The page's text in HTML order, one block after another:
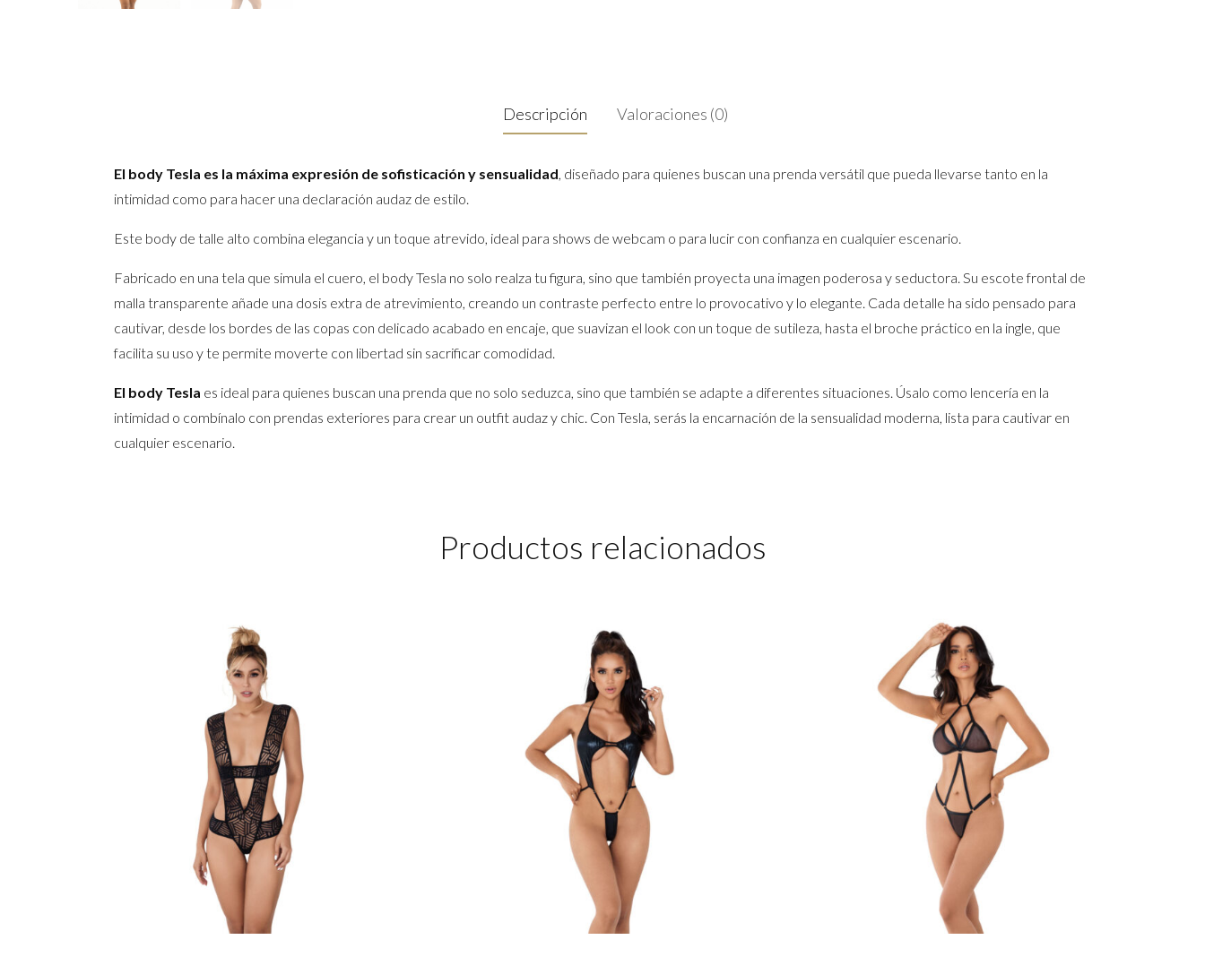
Descripción Valoraciones (0)
El body Tesla es la máxima expresión de sofisticación y sensualidad, diseñado para quienes buscan una prenda versátil que pueda llevarse tanto en la
intimidad como para hacer una declaración audaz de estilo.
Este body de talle alto combina elegancia y un toque atrevido, ideal para shows de webcam o para lucir con confianza en cualquier escenario.
Fabricado en una tela que simula el cuero, el body Tesla no solo realza tu figura, sino que también proyecta una imagen poderosa y seductora. Su escote frontal de
malla transparente añade una dosis extra de atrevimiento, creando un contraste perfecto entre lo provocativo y lo elegante. Cada detalle ha sido pensado para
cautivar, desde los bordes de las copas con delicado acabado en encaje, que suavizan el look con un toque de sutileza, hasta el broche práctico en la ingle, que
facilita su uso y te permite moverte con libertad sin sacrificar comodidad.
El body Tesla es ideal para quienes buscan una prenda que no solo seduzca, sino que también se adapte a diferentes situaciones. Úsalo como lencería en la
intimidad o combínalo con prendas exteriores para crear un outfit audaz y chic. Con Tesla, serás la encarnación de la sensualidad moderna, lista para cautivar en
cualquier escenario.
Productos relacionados